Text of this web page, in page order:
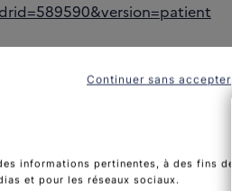
informations pertinentes, à des fins de
et pour les réseaux sociaux.
Continuer sans accepter